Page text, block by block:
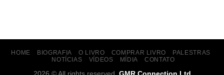
HOME BIOGRAFIA O LIVRO COMPRAR LIVRO
PALESTRAS
NOTÍCIAS
VÍDEOS MÍDIA CONTATO